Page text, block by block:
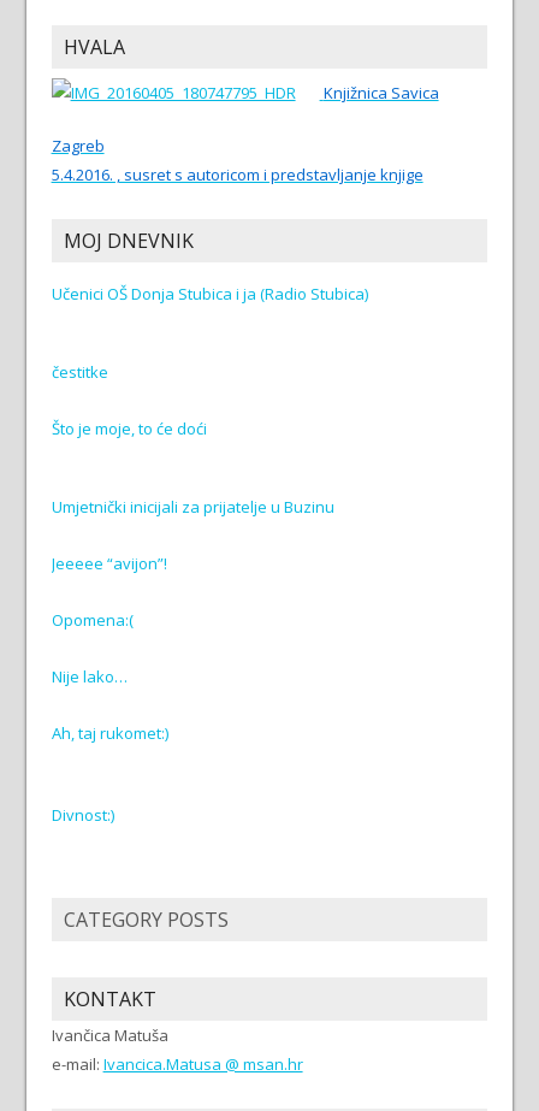
HVALA
Knjižnica Savica
Zagreb
5.4.2016. , susret s autoricom i predstavljanje knjige
MOJ DNEVNIK
Učenici OŠ Donja Stubica i ja (Radio Stubica)
čestitke
Što je moje, to će doći
Umjetnički inicijali za prijatelje u Buzinu
Jeeeee “avijon”!
Opomena:(
Nije lako…
Ah, taj rukomet:)
Divnost:)
CATEGORY POSTS
KONTAKT
Ivančica Matuša
e-mail: Ivancica.Matusa @ msan.hr